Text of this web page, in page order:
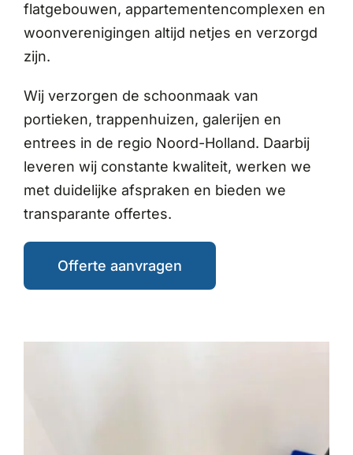
flatgebouwen, appartementencomplexen en
woonverenigingen altijd netjes en verzorgd
zijn.
Wij verzorgen de schoonmaak van
portieken, trappenhuizen, galerijen en
entrees in de regio Noord-Holland. Daarbij
leveren wij constante kwaliteit, werken we
met duidelijke afspraken en bieden we
transparante offertes.
Offerte aanvragen